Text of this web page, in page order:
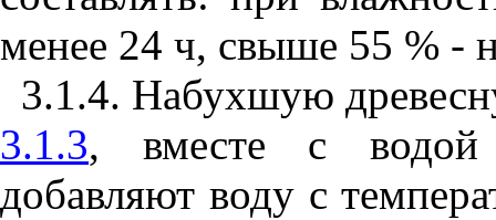
менее 24 ч, свыше 55 % -
3.1.4. Набухшую
3.1.3, вместе с водой
добавляют воду с